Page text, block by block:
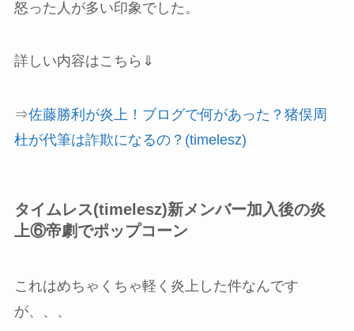
怒った人が多い印象でした。
詳しい内容はこちら⇓
⇒佐藤勝利が炎上！ブログで何があった？猪俣周
杜が代筆は詐欺になるの？(timelesz)
タイムレス(timelesz)新メンバー加入後の炎
上⑥帝劇でポップコーン
これはめちゃくちゃ軽く炎上した件なんです
が、、、